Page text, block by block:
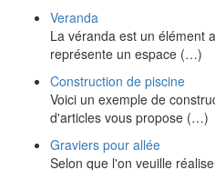
Veranda
La véranda est un élément
représente un espace (…)
Construction de piscine
Voici un exemple de
d'articles vous propose (…)
Graviers pour allée
Selon que l'on veuille